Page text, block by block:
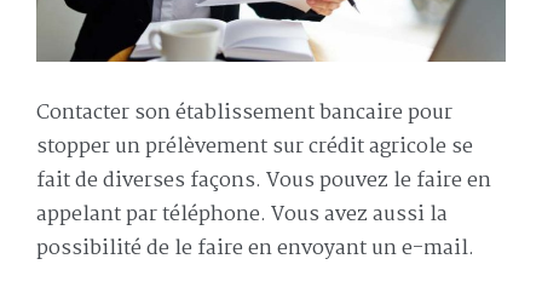
Contacter son établissement bancaire pour
stopper un prélèvement sur crédit agricole se
fait de diverses façons. Vous pouvez le faire en
appelant par téléphone. Vous avez aussi la
possibilité de le faire en envoyant un e-mail.